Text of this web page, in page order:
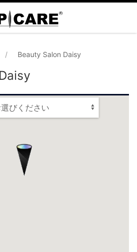
Beauty Salon Daisy
びください